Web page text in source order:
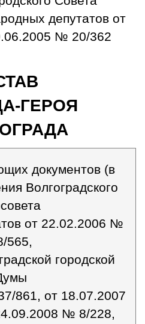
депутатов от
№ 20/362
ГЕРОЯ
документов (в
Волгоградского
от 22.02.2006 №
565,
городской
861, от 18.07.2007
№ 8/228,